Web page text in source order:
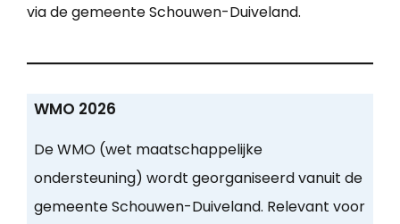
via de gemeente Schouwen-Duiveland.
WMO 2026
De WMO (wet maatschappelijke
ondersteuning) wordt georganiseerd vanuit de
gemeente Schouwen-Duiveland. Relevant voor